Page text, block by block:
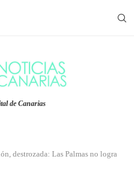
de Canarias
destrozada: Las Palmas no logra